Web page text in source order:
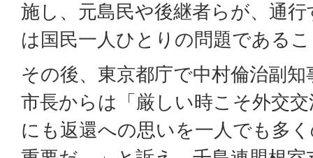
施し、元島民や後継者らが、通
は国民一人ひとりの問題である
その後、東京都庁で中村倫治副
市長からは「厳しい時こそ外交
にも返還への思いを一人でも多